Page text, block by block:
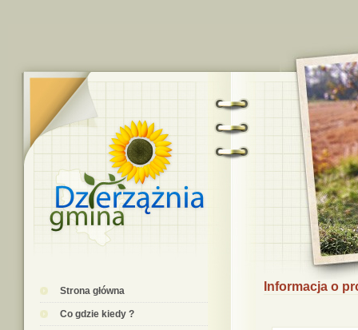
Strona główna
Co gdzie kiedy ?
Informacja o